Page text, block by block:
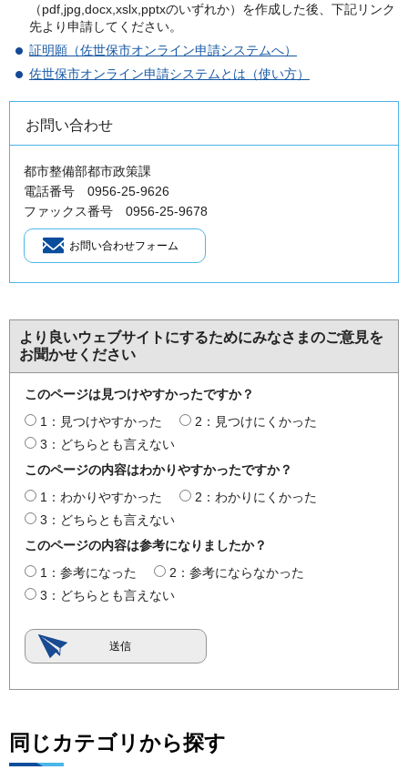
（pdf,jpg,docx,xslx,pptxのいずれか）を作成した後、下記リンク
先より申請してください。
証明願（佐世保市オンライン申請システムへ）
佐世保市オンライン申請システムとは（使い方）
お問い合わせ
都市整備部都市政策課
電話番号 0956-25-9626
ファックス番号 0956-25-9678
より良いウェブサイトにするためにみなさまのご意見を
お聞かせください
このページは見つけやすかったですか？
1：見つけやすかった
2：見つけにくかった
3：どちらとも言えない
このページの内容はわかりやすかったですか？
1：わかりやすかった
2：わかりにくかった
3：どちらとも言えない
このページの内容は参考になりましたか？
1：参考になった
2：参考にならなかった
3：どちらとも言えない
同じカテゴリから探す